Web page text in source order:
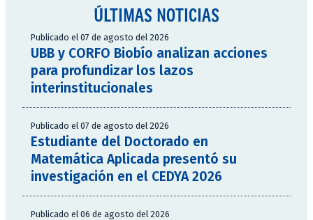
ÚLTIMAS NOTICIAS
Publicado el 07 de agosto del 2026
UBB y CORFO Biobío analizan acciones
para profundizar los lazos
interinstitucionales
Publicado el 07 de agosto del 2026
Estudiante del Doctorado en
Matemática Aplicada presentó su
investigación en el CEDYA 2026
Publicado el 06 de agosto del 2026